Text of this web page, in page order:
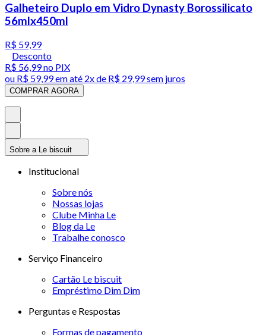
Galheteiro Duplo em Vidro Dynasty Borossilicato
56mlx450ml
R$ 59,99
Desconto
R$ 56,99no PIX
ou R$ 59,99em até 2x de R$ 29,99 sem juros
COMPRAR AGORA
Sobre a Le biscuit
Institucional
Sobre nós
Nossas lojas
Clube Minha Le
Blog da Le
Trabalhe conosco
Serviço Financeiro
Cartão Le biscuit
Empréstimo Dim Dim
Perguntas e Respostas
Formas de pagamento